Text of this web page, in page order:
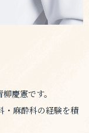
慶憲です。
・麻酔科の経験を積